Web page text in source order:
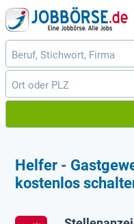
Helfer -
kostenlos